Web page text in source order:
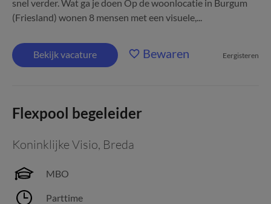
snel verder. Wat ga je doen Op de woonlocatie in Burgum
(Friesland) wonen 8 mensen met een visuele,...
Bekijk vacature Bewaren Eergisteren
Flexpool begeleider
Koninklijke Visio, Breda
MBO
Parttime